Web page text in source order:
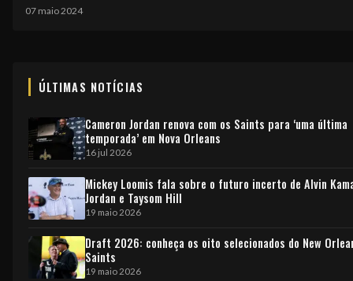
07 maio 2024
ÚLTIMAS NOTÍCIAS
Cameron Jordan renova com os Saints para ‘uma última
temporada’ em Nova Orleans
16 jul 2026
Mickey Loomis fala sobre o futuro incerto de Alvin
Jordan e Taysom Hill
19 maio 2026
Draft 2026: conheça os oito selecionados do New
Saints
19 maio 2026